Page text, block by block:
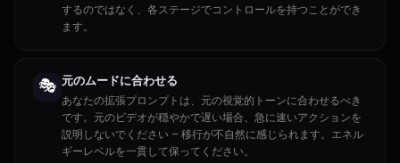
するのではなく、各ステージでコントロールを持つことができ
ます。
🎭 元のムードに合わせる
あなたの拡張プロンプトは、元の視覚的トーンに合わせるべき
です。元のビデオが穏やかで遅い場合、急に速いアクションを
説明しないでください — 移行が不自然に感じられます。エネル
ギーレベルを一貫して保ってください。